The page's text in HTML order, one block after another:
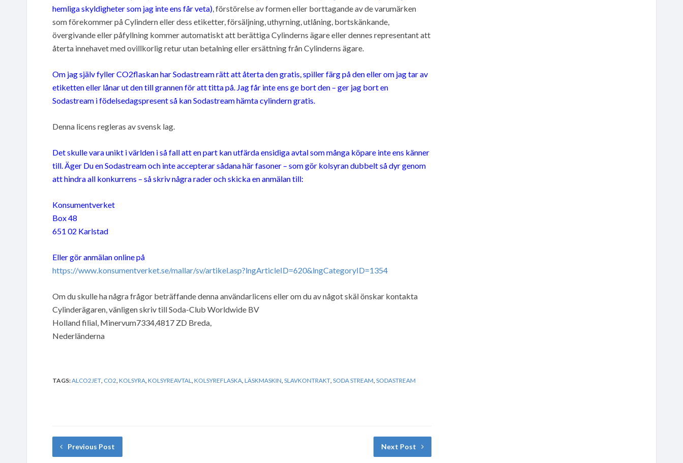
hemliga skyldigheter som jag inte ens får veta), förstörelse av formen eller borttagande av de varumärken
som förekommer på Cylindern eller dess etiketter, försäljning, uthyrning, utlåning, bortskänkande,
övergivande eller påfyllning kommer automatiskt att berättiga Cylinderns ägare eller dennes representant att
återta innehavet med ovillkorlig retur utan betalning eller ersättning från Cylinderns ägare.
Om jag själv fyller CO2flaskan har Sodastream rätt att återta den gratis, spiller färg på den eller om jag tar av
etiketten eller lånar ut den till grannen för att titta på. Jag får inte ens ge bort den – ger jag bort en
Sodastream i födelsedagspresent så kan Sodastream hämta cylindern gratis.
Denna licens regleras av svensk lag.
Det skulle vara unikt i världen i så fall att en part kan utfärda ensidiga avtal som många köpare inte ens känner
till. Äger Du en Sodastream och inte accepterar sådana här fasoner – som gör kolsyran dubbelt så dyr genom
att hindra all konkurrens – så skriv några rader och skicka en anmälan till:
Konsumentverket
Box 48
651 02 Karlstad
Eller gör anmälan online på
https://www.konsumentverket.se/mallar/sv/artikel.asp?lngArticleID=620&lngCategoryID=1354
Om du skulle ha några frågor beträffande denna användarlicens eller om du av något skäl önskar kontakta
Cylinderägaren, vänligen skriv till Soda-Club Worldwide BV
Holland filial, Minervum7334,4817 ZD Breda,
Nederländerna
TAGS:ALCO2JET CO2 KOLSYRA KOLSYREAVTAL KOLSYREFLASKA LÄSKMASKIN SLAVKONTRAKT SODA STREAM SODASTREAM
Previous Post Next Post